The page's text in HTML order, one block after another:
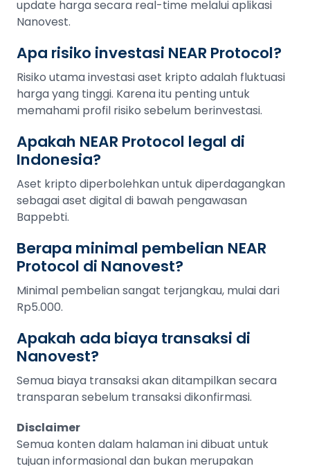
update harga secara real-time melalui aplikasi
Nanovest.
Apa risiko investasi NEAR Protocol?
Risiko utama investasi aset kripto adalah fluktuasi
harga yang tinggi. Karena itu penting untuk
memahami profil risiko sebelum berinvestasi.
Apakah NEAR Protocol legal di
Indonesia?
Aset kripto diperbolehkan untuk diperdagangkan
sebagai aset digital di bawah pengawasan
Bappebti.
Berapa minimal pembelian NEAR
Protocol di Nanovest?
Minimal pembelian sangat terjangkau, mulai dari
Rp5.000.
Apakah ada biaya transaksi di
Nanovest?
Semua biaya transaksi akan ditampilkan secara
transparan sebelum transaksi dikonfirmasi.
Disclaimer
Semua konten dalam halaman ini dibuat untuk
tujuan informasional dan bukan merupakan